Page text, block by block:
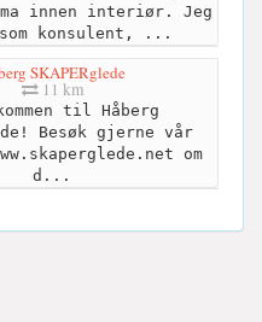
innen interiør. Jeg
konsulent, ...
SKAPERglede
11 km
til Håberg
Besøk gjerne vår
om
d...